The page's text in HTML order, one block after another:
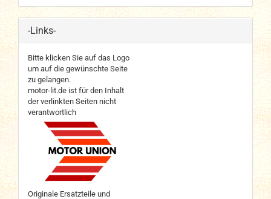
-Links-
Bitte klicken Sie auf das Logo
um auf die gewünschte Seite
zu gelangen.
motor-lit.de ist für den Inhalt
der verlinkten Seiten nicht
verantwortlich
Originale Ersatzteile und